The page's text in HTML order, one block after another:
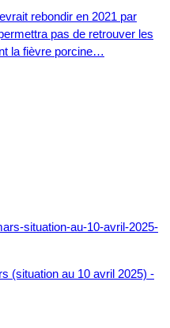
rebondir en 2021 par
pas de retrouver les
la fièvre porcine…
(situation au 10 avril 2025) -